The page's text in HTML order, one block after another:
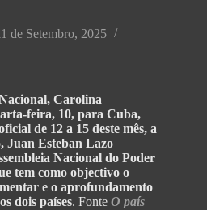
de Setembro, 2025
Carolina
feira, 10, para Cuba,
de 12 a 15 deste mês, a
Juan Esteban Lazo
Nacional do Poder
tem como objectivo o
e o aprofundamento
dois países. Fonte O país